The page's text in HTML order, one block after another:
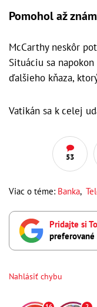
Pomohol až
McCarthy neskôr
Situáciu sa
ďalšieho kňaza,
Vatikán sa k celej
53
Viac o téme: Banka,
Pridajte si
preferované
Nahlásiť chybu